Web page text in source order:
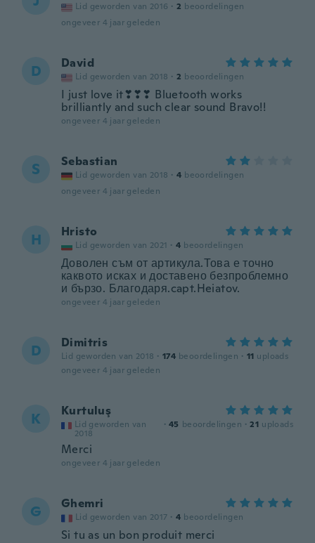
Lid geworden van 2016 · 2 beoordelingen
ongeveer 4 jaar geleden
D David
Lid geworden van 2018 · 2 beoordelingen
I just love it❣❣❣ Bluetooth works
brilliantly and such clear sound Bravo!!
ongeveer 4 jaar geleden
S Sebastian
Lid geworden van 2018 · 4 beoordelingen
ongeveer 4 jaar geleden
H Hristo
Lid geworden van 2021 · 4 beoordelingen
Доволен съм от артикула.Това е точно
каквото исках и доставено безпроблемно
и бързо. Благодаря.capt.Heiatov.
ongeveer 4 jaar geleden
D Dimitris
Lid geworden van 2018 · 174 beoordelingen · 11 uploads
ongeveer 4 jaar geleden
K Kurtuluş
Lid geworden van
2018
· 45 beoordelingen · 21 uploads
Merci
ongeveer 4 jaar geleden
G Ghemri
Lid geworden van 2017 · 4 beoordelingen
Si tu as un bon produit merci